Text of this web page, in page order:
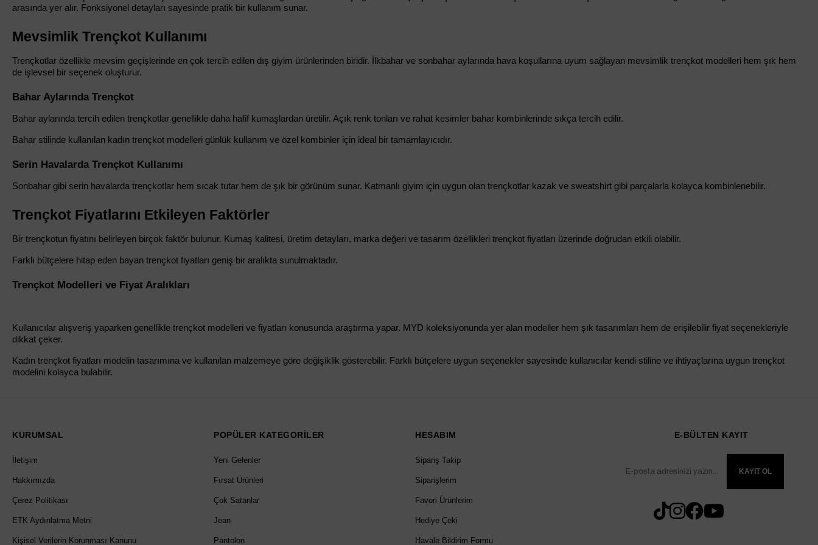
arasında yer alır. Fonksiyonel detayları sayesinde pratik bir kullanım sunar.
Mevsimlik Trençkot Kullanımı
Trençkotlar özellikle mevsim geçişlerinde en çok tercih edilen dış giyim ürünlerinden biridir. İlkbahar ve sonbahar aylarında hava koşullarına uyum sağlayan mevsimlik trençkot modelleri hem şık hem
de işlevsel bir seçenek oluşturur.
Bahar Aylarında Trençkot
Bahar aylarında tercih edilen trençkotlar genellikle daha hafif kumaşlardan üretilir. Açık renk tonları ve rahat kesimler bahar kombinlerinde sıkça tercih edilir.
Bahar stilinde kullanılan kadın trençkot modelleri günlük kullanım ve özel kombinler için ideal bir tamamlayıcıdır.
Serin Havalarda Trençkot Kullanımı
Sonbahar gibi serin havalarda trençkotlar hem sıcak tutar hem de şık bir görünüm sunar. Katmanlı giyim için uygun olan trençkotlar kazak ve sweatshirt gibi parçalarla kolayca kombinlenebilir.
Trençkot Fiyatlarını Etkileyen Faktörler
Bir trençkotun fiyatını belirleyen birçok faktör bulunur. Kumaş kalitesi, üretim detayları, marka değeri ve tasarım özellikleri trençkot fiyatları üzerinde doğrudan etkili olabilir.
Farklı bütçelere hitap eden bayan trençkot fiyatları geniş bir aralıkta sunulmaktadır.
Trençkot Modelleri ve Fiyat Aralıkları
Kullanıcılar alışveriş yaparken genellikle trençkot modelleri ve fiyatları konusunda araştırma yapar. MYD koleksiyonunda yer alan modeller hem şık tasarımları hem de erişilebilir fiyat seçenekleriyle
dikkat çeker.
Kadın trençkot fiyatları modelin tasarımına ve kullanılan malzemeye göre değişiklik gösterebilir. Farklı bütçelere uygun seçenekler sayesinde kullanıcılar kendi stiline ve ihtiyaçlarına uygun trençkot
modelini kolayca bulabilir.
KURUMSAL
İletişim
Hakkımızda
Çerez Politikası
ETK Aydınlatma Metni
Kişisel Verilerin Korunması Kanunu
POPÜLER KATEGORİLER
Yeni Gelenler
Fırsat Ürünleri
Çok Satanlar
Jean
Pantolon
HESABIM
Sipariş Takip
Siparişlerim
Favori Ürünlerim
Hediye Çeki
Havale Bildirim Formu
E-BÜLTEN KAYIT
KAYIT OL